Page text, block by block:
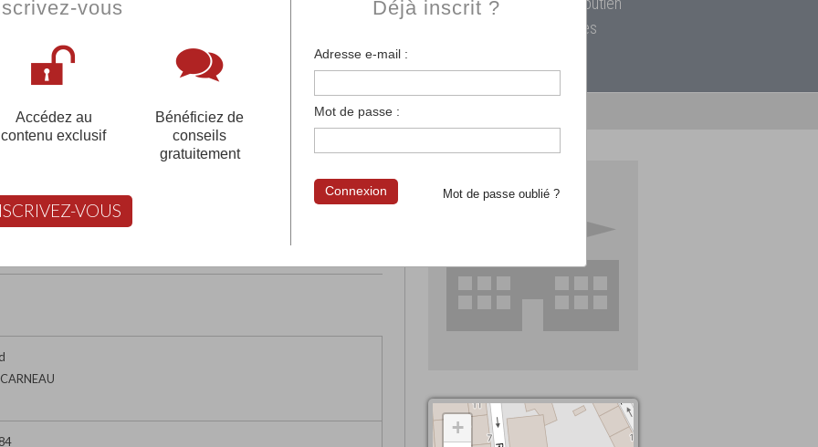
scolaire et des cours à distance. Ce moteur regroupe toutes les écoles privées
françaises et tous les établissements français à l'étranger.
votre compte pour être accompagné gratuitement dans votre recherche d'école
DE BRETAGNE
FABERT vous aide à choisir
+
vous
Accédez au
contenu exclusif
Bénéficiez de
conseils
gratuitement
VOUS
Déjà inscrit ?
Adresse e-mail :
Mot de passe :
Mot de passe oublié ?
Connexion